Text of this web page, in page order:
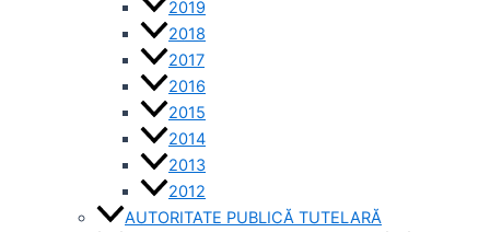
2019
2018
2017
2016
2015
2014
2013
2012
AUTORITATE PUBLICĂ TUTELARĂ